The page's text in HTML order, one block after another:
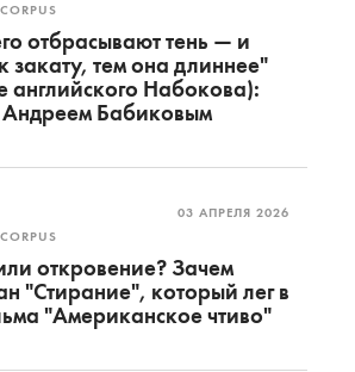
отбрасывают тень — и
закату, тем она длиннее"
английского Набокова):
Андреем Бабиковым
03 АПРЕЛЯ 2026
откровение? Зачем
"Стирание", который лег в
"Американское чтиво"